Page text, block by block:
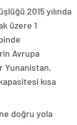
2015 yılında
üzere 1
Avrupa
Yunanistan,
kısa
doğru yola